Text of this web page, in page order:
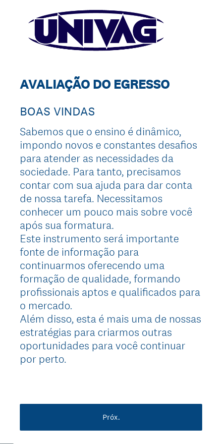
AVALIAÇÃO DO EGRESSO
BOAS VINDAS
Sabemos que o ensino é dinâmico,
impondo novos e constantes desafios
para atender as necessidades da
sociedade. Para tanto, precisamos
contar com sua ajuda para dar conta
de nossa tarefa. Necessitamos
conhecer um pouco mais sobre você
após sua formatura.
Este instrumento será importante
fonte de informação para
continuarmos oferecendo uma
formação de qualidade, formando
profissionais aptos e qualificados para
o mercado.
Além disso, esta é mais uma de nossas
estratégias para criarmos outras
oportunidades para você continuar
por perto.
Próx.